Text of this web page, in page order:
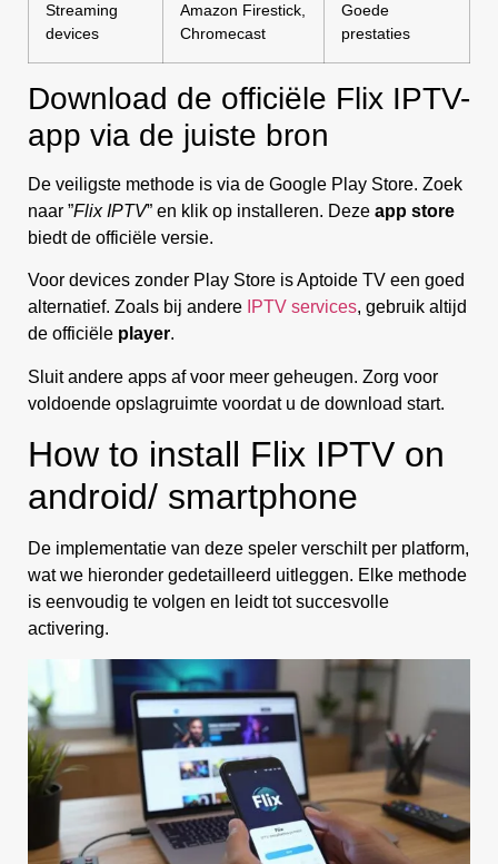
Streaming
devices
Amazon Firestick,
Chromecast
Goede
prestaties
Download de officiële Flix IPTV-
app via de juiste bron
De veiligste methode is via de Google Play Store. Zoek
naar ”Flix IPTV” en klik op installeren. Deze app store
biedt de officiële versie.
Voor devices zonder Play Store is Aptoide TV een goed
alternatief. Zoals bij andere IPTV services, gebruik altijd
de officiële player.
Sluit andere apps af voor meer geheugen. Zorg voor
voldoende opslagruimte voordat u de download start.
How to install Flix IPTV on
android/ smartphone
De implementatie van deze speler verschilt per platform,
wat we hieronder gedetailleerd uitleggen. Elke methode
is eenvoudig te volgen en leidt tot succesvolle
activering.